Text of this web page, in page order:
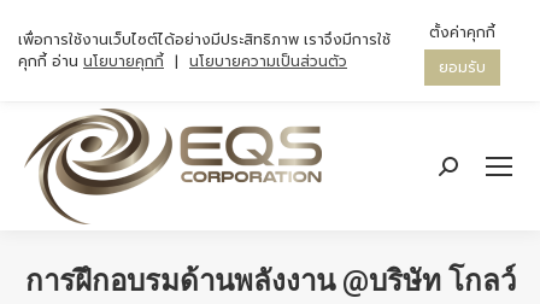
Search:
การฝึกอบรมด้านพลังงาน @บริษัท โกลว์
เพื่อการใช้งานเว็บไซต์ได้อย่างมีประสิทธิภาพ เราจึงมีการใช้
คุกกี้ อ่าน นโยบายคุกกี้ | นโยบายความเป็นส่วนตัว
ตั้งค่าคุกกี้
ยอมรับ